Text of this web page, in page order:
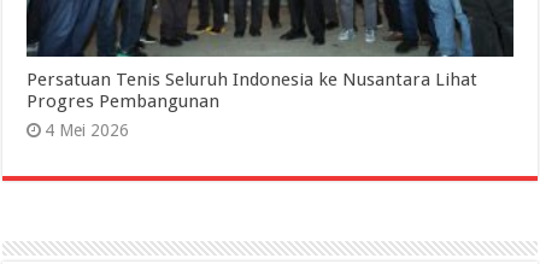
Persatuan Tenis Seluruh Indonesia ke Nusantara Lihat
Progres Pembangunan
4 Mei 2026